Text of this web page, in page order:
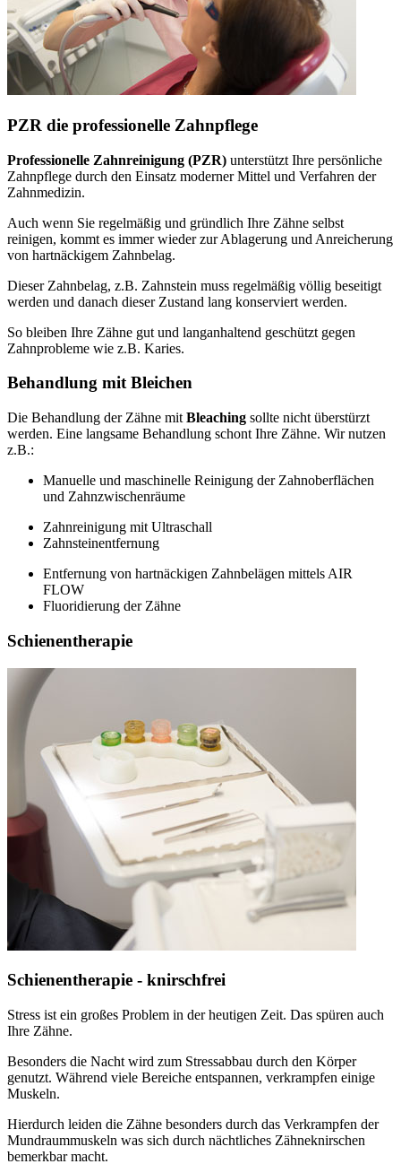
PZR die professionelle Zahnpflege
Professionelle Zahnreinigung (PZR) unterstützt Ihre persönliche
Zahnpflege durch den Einsatz moderner Mittel und Verfahren der
Zahnmedizin.
Auch wenn Sie regelmäßig und gründlich Ihre Zähne selbst
reinigen, kommt es immer wieder zur Ablagerung und Anreicherung
von hartnäckigem Zahnbelag.
Dieser Zahnbelag, z.B. Zahnstein muss regelmäßig völlig beseitigt
werden und danach dieser Zustand lang konserviert werden.
So bleiben Ihre Zähne gut und langanhaltend geschützt gegen
Zahnprobleme wie z.B. Karies.
Behandlung mit Bleichen
Die Behandlung der Zähne mit Bleaching sollte nicht überstürzt
werden. Eine langsame Behandlung schont Ihre Zähne. Wir nutzen
z.B.:
Manuelle und maschinelle Reinigung der Zahnoberflächen
und Zahnzwischenräume
Zahnreinigung mit Ultraschall
Zahnsteinentfernung
Entfernung von hartnäckigen Zahnbelägen mittels AIR
FLOW
Fluoridierung der Zähne
Schienentherapie
Schienentherapie - knirschfrei
Stress ist ein großes Problem in der heutigen Zeit. Das spüren auch
Ihre Zähne.
Besonders die Nacht wird zum Stressabbau durch den Körper
genutzt. Während viele Bereiche entspannen, verkrampfen einige
Muskeln.
Hierdurch leiden die Zähne besonders durch das Verkrampfen der
Mundraummuskeln was sich durch nächtliches Zähneknirschen
bemerkbar macht.